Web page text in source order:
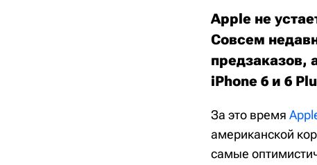
Apple не
Совсем
предзаказов,
iPhone 6 и 6
За это время
американской
самые